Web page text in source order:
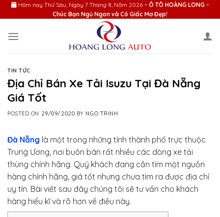
Skip
to
Hôm nay Thứ Sáu, Ngày 7 Tháng 8, Năm 2026 - Ô TÔ HOÀNG LONG -
Chúc Bạn Ngủ Ngon và Có Giấc Mơ Đẹp!
TIN TỨC
Địa Chỉ Bán Xe Tải Isuzu Tại Đà Nẵng
Giá Tốt
POSTED ON 29/09/2020 BY NGO TRINH
Đà Nẵng là một trong những tỉnh thành phố trực thuộc
Trung Ương, nơi buôn bán rất nhiều các dòng xe tải
thùng chính hãng. Quý khách đang cần tìm một nguồn
hàng chính hãng, giá tốt nhưng chưa tìm ra được địa chỉ
uy tín. Bài viết sau đây chúng tôi sẽ tư vấn cho khách
hàng hiểu kĩ và rõ hơn về điều này.